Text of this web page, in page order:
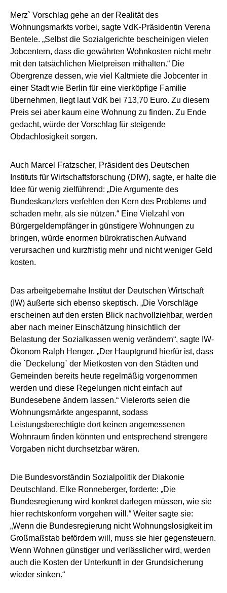
Merz` Vorschlag gehe an der Realität des
Wohnungsmarkts vorbei, sagte VdK-Präsidentin Verena
Bentele. „Selbst die Sozialgerichte bescheinigen vielen
Jobcentern, dass die gewährten Wohnkosten nicht mehr
mit den tatsächlichen Mietpreisen mithalten.“ Die
Obergrenze dessen, wie viel Kaltmiete die Jobcenter in
einer Stadt wie Berlin für eine vierköpfige Familie
übernehmen, liegt laut VdK bei 713,70 Euro. Zu diesem
Preis sei aber kaum eine Wohnung zu finden. Zu Ende
gedacht, würde der Vorschlag für steigende
Obdachlosigkeit sorgen.
Auch Marcel Fratzscher, Präsident des Deutschen
Instituts für Wirtschaftsforschung (DIW), sagte, er halte die
Idee für wenig zielführend: „Die Argumente des
Bundeskanzlers verfehlen den Kern des Problems und
schaden mehr, als sie nützen.“ Eine Vielzahl von
Bürgergeldempfänger in günstigere Wohnungen zu
bringen, würde enormen bürokratischen Aufwand
verursachen und kurzfristig mehr und nicht weniger Geld
kosten.
Das arbeitgebernahe Institut der Deutschen Wirtschaft
(IW) äußerte sich ebenso skeptisch. „Die Vorschläge
erscheinen auf den ersten Blick nachvollziehbar, werden
aber nach meiner Einschätzung hinsichtlich der
Belastung der Sozialkassen wenig verändern“, sagte IW-
Ökonom Ralph Henger. „Der Hauptgrund hierfür ist, dass
die `Deckelung` der Mietkosten von den Städten und
Gemeinden bereits heute regelmäßig vorgenommen
werden und diese Regelungen nicht einfach auf
Bundesebene ändern lassen.“ Vielerorts seien die
Wohnungsmärkte angespannt, sodass
Leistungsberechtigte dort keinen angemessenen
Wohnraum finden könnten und entsprechend strengere
Vorgaben nicht durchsetzbar wären.
Die Bundesvorständin Sozialpolitik der Diakonie
Deutschland, Elke Ronneberger, forderte: „Die
Bundesregierung wird konkret darlegen müssen, wie sie
hier rechtskonform vorgehen will.“ Weiter sagte sie:
„Wenn die Bundesregierung nicht Wohnungslosigkeit im
Großmaßstab befördern will, muss sie hier gegensteuern.
Wenn Wohnen günstiger und verlässlicher wird, werden
auch die Kosten der Unterkunft in der Grundsicherung
wieder sinken.“